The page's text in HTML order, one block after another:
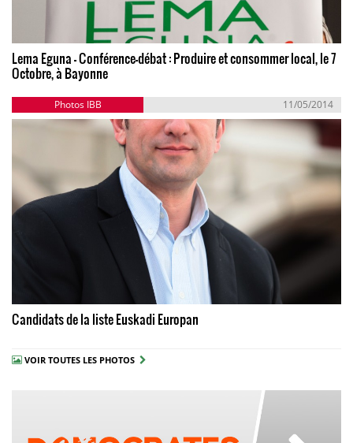
Lema Eguna - Conférence-débat : Produire et consommer local, le 7
Octobre, à Bayonne
Photos IBB 11/05/2014
Candidats de la liste Euskadi Europan
VOIR TOUTES LES PHOTOS